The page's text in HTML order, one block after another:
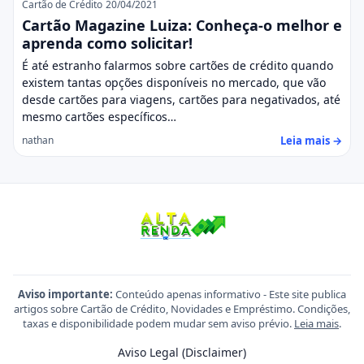
Cartão de Crédito 20/04/2021
Cartão Magazine Luiza: Conheça-o melhor e
aprenda como solicitar!
É até estranho falarmos sobre cartões de crédito quando
existem tantas opções disponíveis no mercado, que vão
desde cartões para viagens, cartões para negativados, até
mesmo cartões específicos…
nathan Leia mais →
Aviso importante: Conteúdo apenas informativo - Este site publica
artigos sobre Cartão de Crédito, Novidades e Empréstimo. Condições,
taxas e disponibilidade podem mudar sem aviso prévio. Leia mais.
Aviso Legal (Disclaimer)